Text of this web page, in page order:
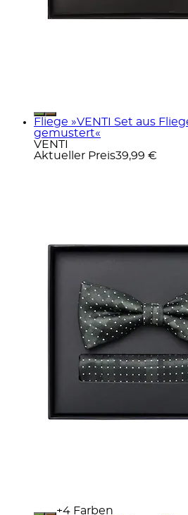
Fliege »VENTI Set aus
gemustert«
VENTI
Aktueller Preis39,99 €
+
Farben